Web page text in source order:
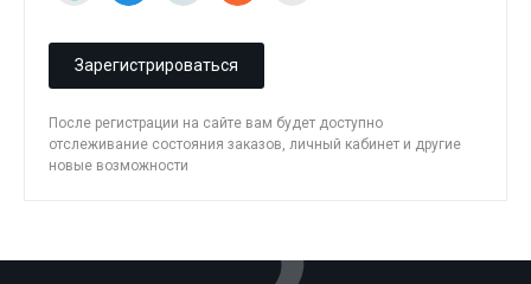
Зарегистрироваться
После регистрации на сайте вам будет доступно
отслеживание состояния заказов, личный кабинет и другие
новые возможности